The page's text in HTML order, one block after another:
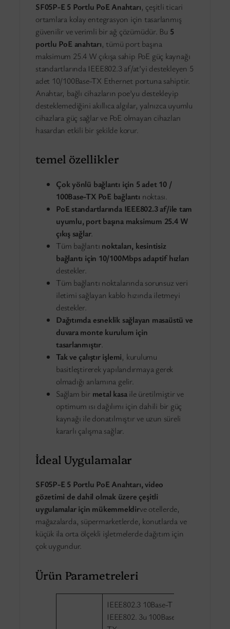
SF05P-E 5 Portlu PoE Anahtarı, çeşitli ticari
ortamlara kolay entegrasyon için tasarlanmış
güvenilir ve verimli bir ağ çözümüdür. Bu 5
portlu PoE anahtarı, tümü port başına
maksimum 25.4 W çıkışa sahip PoE güç kaynağı
standartlarında IEEE802.3 af/at’yi destekleyen 5
adet 10/100Base-TX Ethernet portuna sahiptir.
Anahtar, bağlı cihazların poe’yu destekleyip
desteklemediğini akıllıca algılar, yalnızca uyumlu
cihazlara güç sağlar ve PoE olmayan cihazları
hasardan etkili bir şekilde korur.
temel özellikler
Çok yönlü bağlantı için 5 adet 10 /
100Base-TX PoE bağlantı noktası.
PoE standartlarında IEEE802.3 af/ile tam
uyumlu, port başına maksimum 25.4 W
çıkış sağlar.
Tüm bağlantı noktaları, kesintisiz
bağlantı için 10/100Mbps adaptif hızları
destekler.
Tüm bağlantı noktalarında sorunsuz veri
iletimi sağlayan kablo hızında iletmeyi
destekler.
Dağıtımda esneklik sağlayan masaüstü ve
duvara monte kurulum için
tasarlanmıştır.
Tak ve çalıştır işlemi, kurulumu
basitleştirerek yapılandırmaya gerek
olmadığı anlamına gelir.
Sağlam bir metal kasaile üretilmiştir ve
optimum ısı dağılımı için dahili bir güç
kaynağı ile donatılmıştır ve uzun süreli
kararlı çalışma sağlar.
İdeal Uygulamalar
SF05P-E 5 Portlu PoE Anahtarı, video
gözetimi de dahil olmak üzere çeşitli
uygulamalar için mükemmeldirve otellerde,
mağazalarda, süpermarketlerde, konutlarda ve
küçük ila orta ölçekli işletmelerde dağıtım için
çok uygundur.
Ürün Parametreleri
IEEE802.3 10Base-T
IEEE802. 3u 100Base-